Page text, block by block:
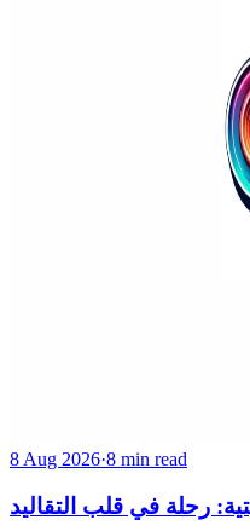
8 Aug 2026·8 min read
رحلة في قلب التقاليد